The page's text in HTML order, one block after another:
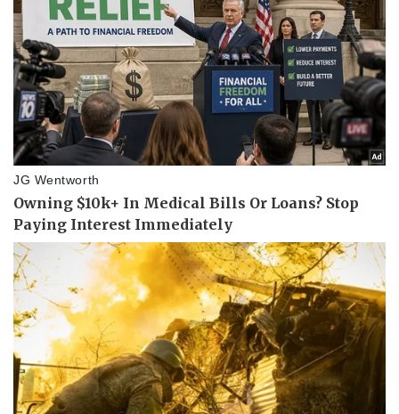
Doanh nghiệp
Thông tin doanh nghiệp
Doanh nghiệp 24h
Doanh nhân
Vì cộng đồng
Công nghệ
Sành điệu
Trải nghiệm
Chuyển đổi số